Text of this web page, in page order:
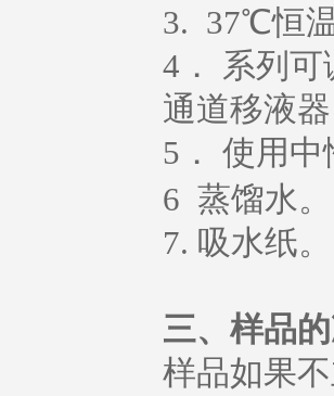
3. 37℃恒
4 ． 系列
通道移液
5 ． 使用中
6 蒸馏水。
7. 吸水纸。
三、样品
样品如果